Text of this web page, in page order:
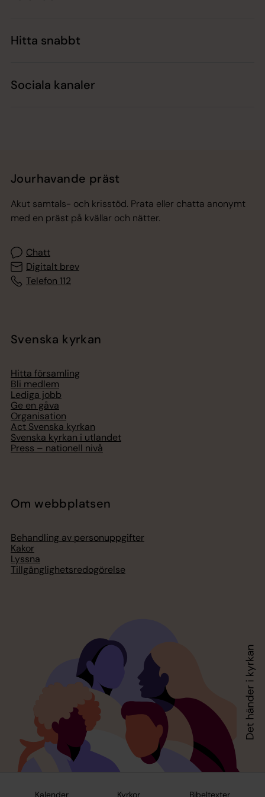
Kalender Kyrkor Bibeltexter
Hitta snabbt
Sociala kanaler
Jourhavande präst
Akut samtals- och krisstöd. Prata eller chatta anonymt
med en präst på kvällar och nätter.
Chatt
Digitalt brev
Telefon 112
Svenska kyrkan
Hitta församling
Bli medlem
Lediga jobb
Ge en gåva
Organisation
Act Svenska kyrkan
Svenska kyrkan i utlandet
Press – nationell nivå
Om webbplatsen
Behandling av personuppgifter
Kakor
Lyssna
Tillgänglighetsredogörelse